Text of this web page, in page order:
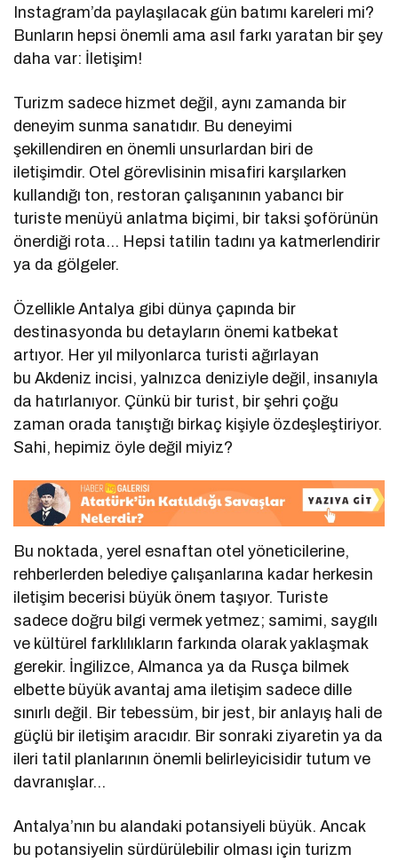
Instagram’da paylaşılacak gün batımı kareleri mi?
Bunların hepsi önemli ama asıl farkı yaratan bir şey
daha var: İletişim!
Turizm sadece hizmet değil, aynı zamanda bir
deneyim sunma sanatıdır. Bu deneyimi
şekillendiren en önemli unsurlardan biri de
iletişimdir. Otel görevlisinin misafiri karşılarken
kullandığı ton, restoran çalışanının yabancı bir
turiste menüyü anlatma biçimi, bir taksi şoförünün
önerdiği rota… Hepsi tatilin tadını ya katmerlendirir
ya da gölgeler.
Özellikle Antalya gibi dünya çapında bir
destinasyonda bu detayların önemi katbekat
artıyor. Her yıl milyonlarca turisti ağırlayan
bu Akdeniz incisi, yalnızca deniziyle değil, insanıyla
da hatırlanıyor. Çünkü bir turist, bir şehri çoğu
zaman orada tanıştığı birkaç kişiyle özdeşleştiriyor.
Sahi, hepimiz öyle değil miyiz?
Bu noktada, yerel esnaftan otel yöneticilerine,
rehberlerden belediye çalışanlarına kadar herkesin
iletişim becerisi büyük önem taşıyor. Turiste
sadece doğru bilgi vermek yetmez; samimi, saygılı
ve kültürel farklılıkların farkında olarak yaklaşmak
gerekir. İngilizce, Almanca ya da Rusça bilmek
elbette büyük avantaj ama iletişim sadece dille
sınırlı değil. Bir tebessüm, bir jest, bir anlayış hali de
güçlü bir iletişim aracıdır. Bir sonraki ziyaretin ya da
ileri tatil planlarının önemli belirleyicisidir tutum ve
davranışlar…
Antalya’nın bu alandaki potansiyeli büyük. Ancak
bu potansiyelin sürdürülebilir olması için turizm